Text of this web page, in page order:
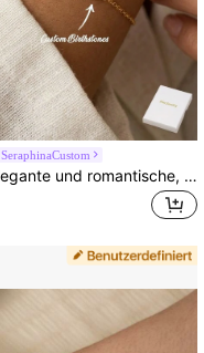
SeraphinaCustom
Dieses elegante und romantische, individuell gestaltete 12-farbige Geburtsstein-Armband ist ein raffiniertes und vielseitiges Modeschmuck-Accessoire für Damen. Es eignet sich hervorragend als Geschenk zum Muttertag, Valentinstag, Geburtstag, Jahrestag, Abschlussfeier, Weihnachten und anderen Anlässen, wodurch es ein hochwertiges Geschenk für Ihre Liebsten und Mütter darstellt.